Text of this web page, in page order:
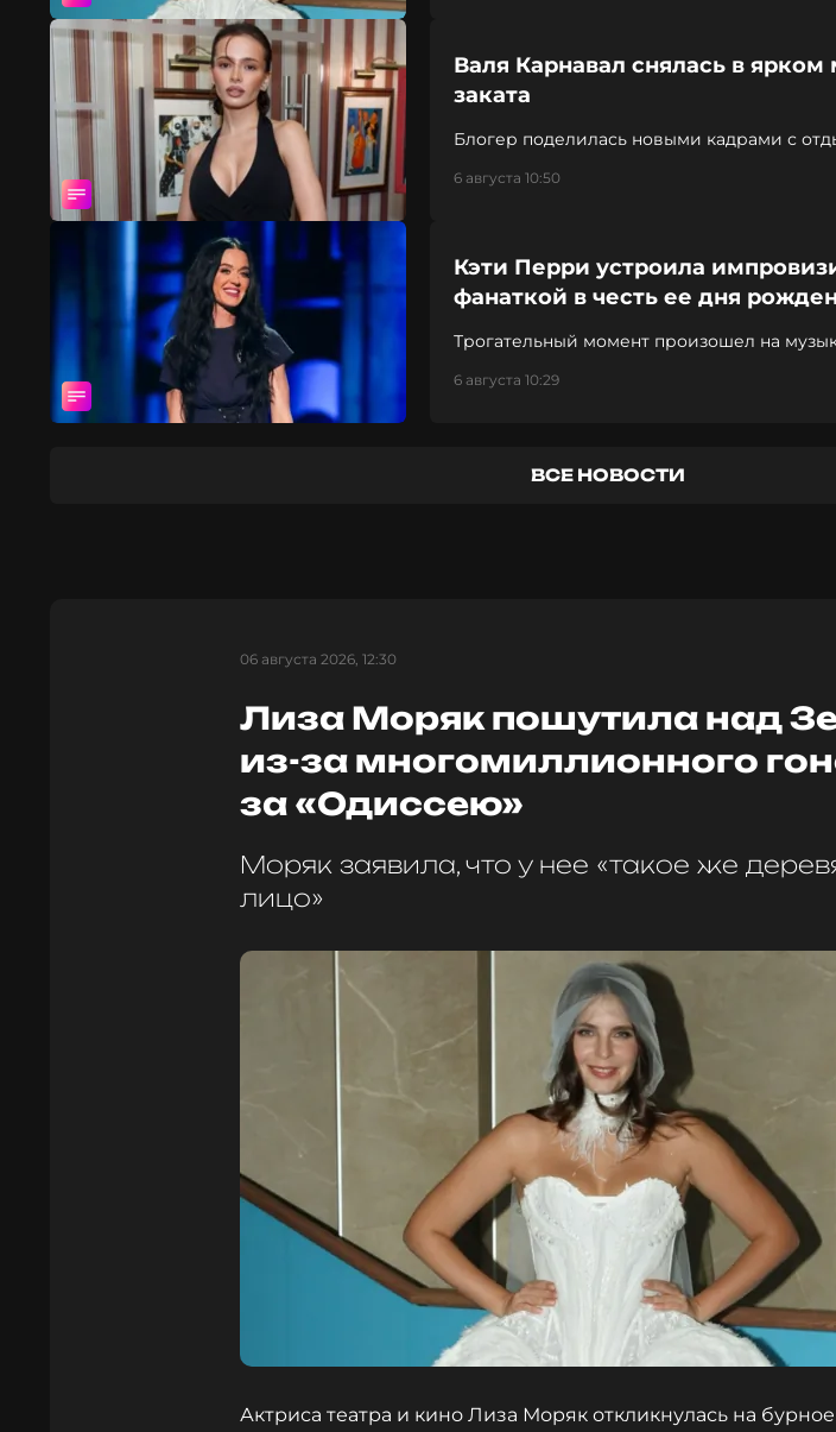
Валя Карнавал снялась в
заката
Блогер поделилась новыми кадрами с
6 августа 10:50
Кэти Перри устроила
фанаткой в честь ее дня
Трогательный момент произошел на
6 августа 10:29
ВСЕ НОВОСТИ
06 августа 2026, 12:30
Лиза Моряк пошутила над
из-за многомиллионного
за «Одиссею»
Моряк заявила, что у нее «такое же
лицо»
Актриса театра и кино Лиза Моряк откликнулась на